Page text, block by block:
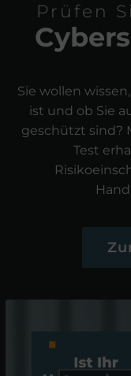
Prüfen
Sie wollen
ist und ob Sie
geschützt sind?
Test